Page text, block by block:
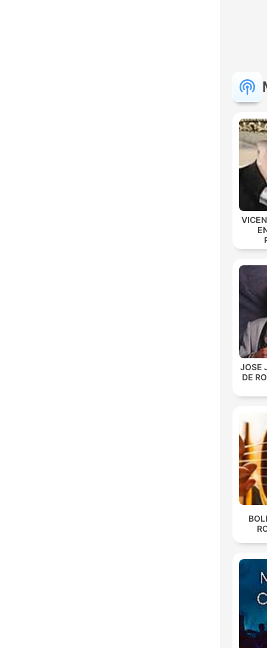
JOSE
DE